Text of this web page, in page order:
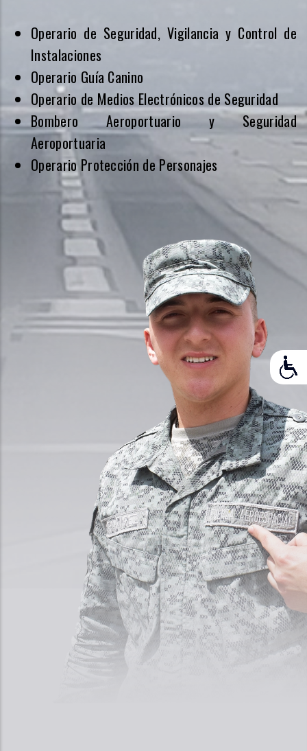
Operario de Seguridad, Vigilancia y Control de
Instalaciones
Operario Guía Canino
Operario de Medios Electrónicos de Seguridad
Bombero Aeroportuario y Seguridad
Aeroportuaria
Operario Protección de Personajes